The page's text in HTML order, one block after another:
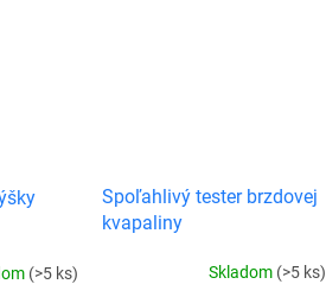
(>5 ks)
Spoľahlivý tester brzdovej
kvapaliny
Skladom (>5 ks)